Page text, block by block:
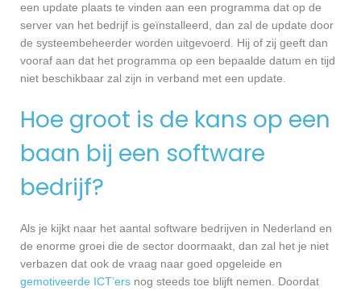
een update plaats te vinden aan een programma dat op de
server van het bedrijf is geïnstalleerd, dan zal de update door
de systeembeheerder worden uitgevoerd. Hij of zij geeft dan
vooraf aan dat het programma op een bepaalde datum en tijd
niet beschikbaar zal zijn in verband met een update.
Hoe groot is de kans op een
baan bij een software
bedrijf?
Als je kijkt naar het aantal software bedrijven in Nederland en
de enorme groei die de sector doormaakt, dan zal het je niet
verbazen dat ook de vraag naar goed opgeleide en
gemotiveerde ICT’ers nog steeds toe blijft nemen. Doordat